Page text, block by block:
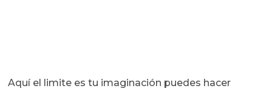
Aquí el limite es tu imaginación puedes hacer